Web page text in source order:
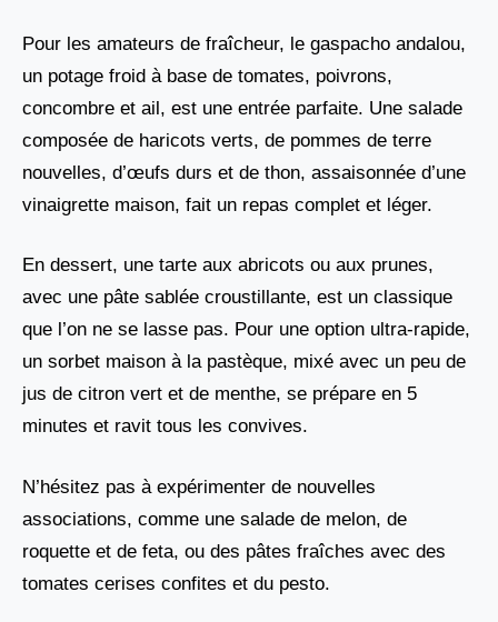
Pour les amateurs de fraîcheur, le gaspacho andalou,
un potage froid à base de tomates, poivrons,
concombre et ail, est une entrée parfaite. Une salade
composée de haricots verts, de pommes de terre
nouvelles, d’œufs durs et de thon, assaisonnée d’une
vinaigrette maison, fait un repas complet et léger.
En dessert, une tarte aux abricots ou aux prunes,
avec une pâte sablée croustillante, est un classique
que l’on ne se lasse pas. Pour une option ultra-rapide,
un sorbet maison à la pastèque, mixé avec un peu de
jus de citron vert et de menthe, se prépare en 5
minutes et ravit tous les convives.
N’hésitez pas à expérimenter de nouvelles
associations, comme une salade de melon, de
roquette et de feta, ou des pâtes fraîches avec des
tomates cerises confites et du pesto.